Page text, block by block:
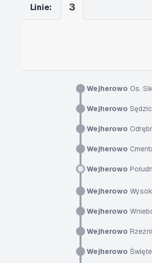
Linie: 3
Wejherowo Os.
Wejherowo
Wejherowo
Wejherowo
Wejherowo
Wejherowo
Wejherowo
Wejherowo
Wejherowo